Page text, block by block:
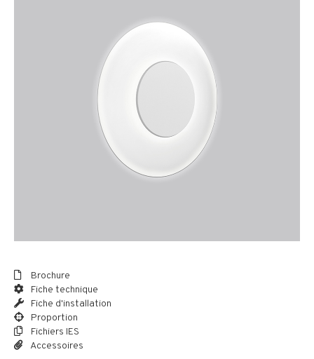
Brochure
Fiche technique
Fiche d'installation
Proportion
Fichiers IES
Accessoires